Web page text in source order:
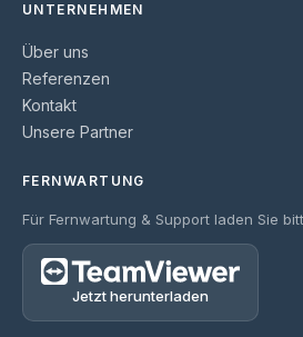
UNTERNEHMEN
Über uns
Referenzen
Kontakt
Unsere Partner
FERNWARTUNG
Für Fernwartung & Support laden Sie
Jetzt herunterladen